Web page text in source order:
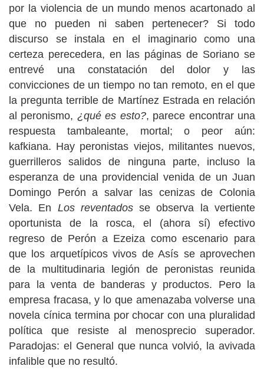
por la violencia de un mundo menos acartonado al
que no pueden ni saben pertenecer? Si todo
discurso se instala en el imaginario como una
certeza perecedera, en las páginas de Soriano se
entrevé una constatación del dolor y las
convicciones de un tiempo no tan remoto, en el que
la pregunta terrible de Martínez Estrada en relación
al peronismo, ¿qué es esto?, parece encontrar una
respuesta tambaleante, mortal; o peor aún:
kafkiana. Hay peronistas viejos, militantes nuevos,
guerrilleros salidos de ninguna parte, incluso la
esperanza de una providencial venida de un Juan
Domingo Perón a salvar las cenizas de Colonia
Vela. En Los reventadosse observa la vertiente
oportunista de la rosca, el (ahora sí) efectivo
regreso de Perón a Ezeiza como escenario para
que los arquetípicos vivos de Asís se aprovechen
de la multitudinaria legión de peronistas reunida
para la venta de banderas y productos. Pero la
empresa fracasa, y lo que amenazaba volverse una
novela cínica termina por chocar con una pluralidad
política que resiste al menosprecio superador.
Paradojas: el General que nunca volvió, la avivada
infalible que no resultó.